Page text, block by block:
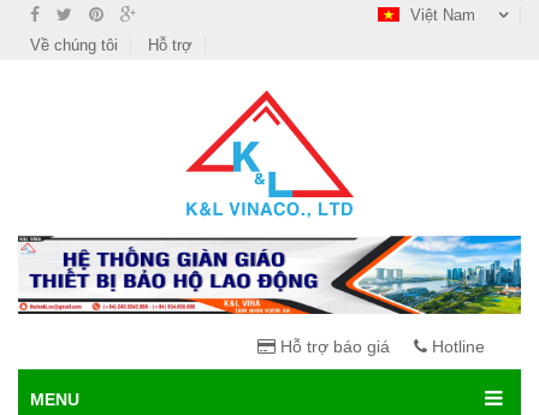
Việt Nam
Về chúng tôi
Hỗ trợ
Hỗ trợ báo giá Hotline
MENU